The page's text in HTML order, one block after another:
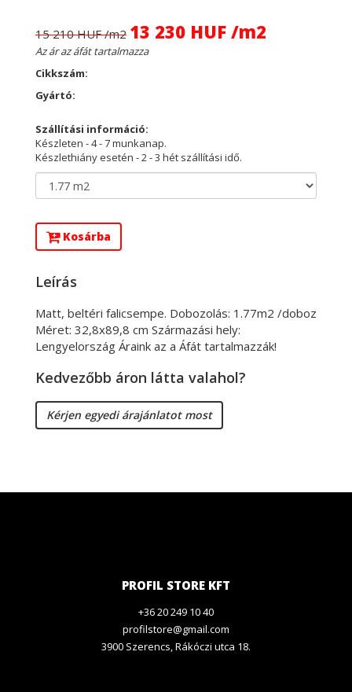
15 210 HUF /m2 13 230 HUF /m2
Az ár az áfát tartalmazza
Cikkszám:
Gyártó:
Szállítási információ:
Készleten - 4 - 7 munkanap.
Készlethiány esetén - 2 - 3 hét szállítási idő.
Kosárba
Leírás
Matt, beltéri falicsempe. Dobozolás: 1.77m2 /doboz
Méret: 32,8x89,8 cm Származási hely:
Lengyelország Áraink az a Áfát tartalmazzák!
Kedvezőbb áron látta valahol?
Kérjen egyedi árajánlatot most
PROFIL STORE KFT
+36 20 249 10 40
profilstore@gmail.com
3900 Szerencs, Rákóczi utca 18.